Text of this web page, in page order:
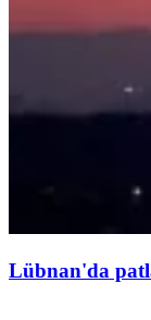
Lübnan'da